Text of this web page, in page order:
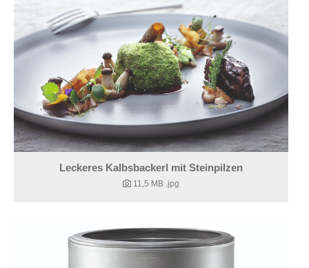
Leckeres Kalbsbackerl mit Steinpilzen
11,5 MB .jpg